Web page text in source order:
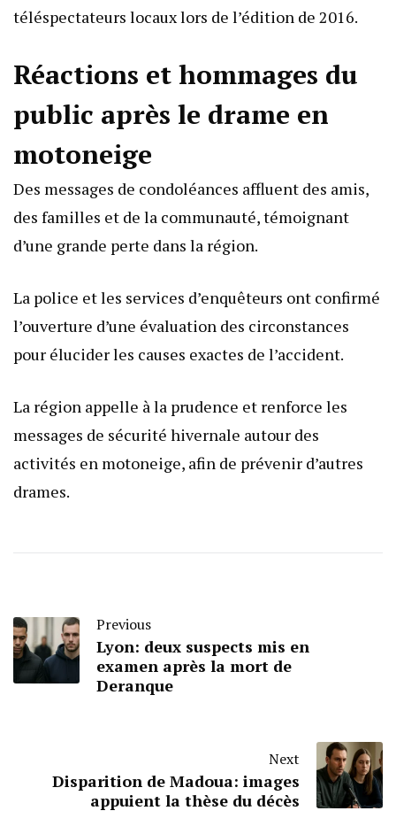
téléspectateurs locaux lors de l’édition de 2016.
Réactions et hommages du
public après le drame en
motoneige
Des messages de condoléances affluent des amis,
des familles et de la communauté, témoignant
d’une grande perte dans la région.
La police et les services d’enquêteurs ont confirmé
l’ouverture d’une évaluation des circonstances
pour élucider les causes exactes de l’accident.
La région appelle à la prudence et renforce les
messages de sécurité hivernale autour des
activités en motoneige, afin de prévenir d’autres
drames.
Previous
Lyon: deux suspects mis en
examen après la mort de
Deranque
Next
Disparition de Madoua: images
appuient la thèse du décès